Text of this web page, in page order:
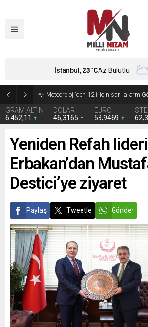
GRAM ALTIN
6.452,11
DOLAR
46,3165
EURO
53,9469
İstanbul, 23°CAz Bulutlu
Yeniden Refah
Erbakan’dan
Destici’ye ziyaret
Paylaş Tweetle Gönder